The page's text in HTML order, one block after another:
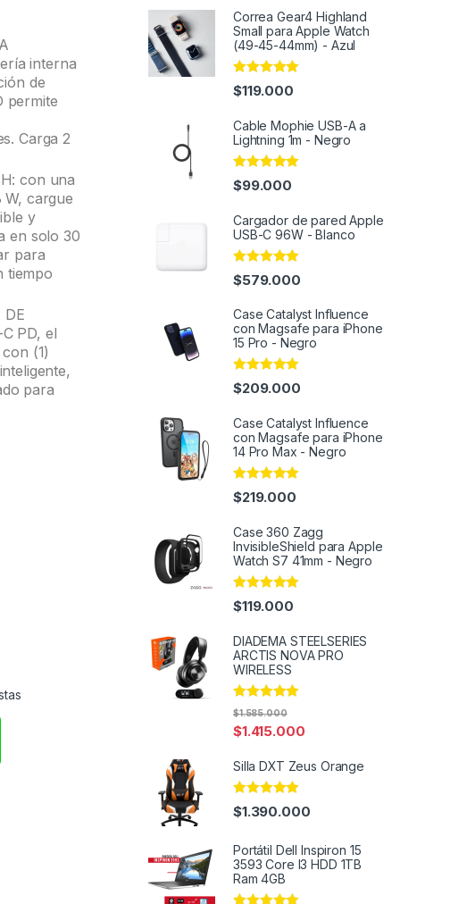
interna
de
permite
Carga 2
con una
W, cargue
y
en solo 30
para
tiempo
DE
PD, el
(1)
para
Correa Gear4 Highland
Small para Apple Watch
(49-45-44mm) - Azul
Rated 5.00
out of 5
$119.000
Cable Mophie USB-A a
Lightning 1m - Negro
Rated4.91
out of 5
$99.000
Cargador de pared Apple
USB-C 96W - Blanco
Rated4.97
out of 5
$579.000
Case Catalyst Influence
con Magsafe para iPhone
15 Pro - Negro
Rated4.95
out of 5
$209.000
Case Catalyst Influence
con Magsafe para iPhone
14 Pro Max - Negro
Rated 4.91
out of 5
$219.000
Case 360 Zagg
InvisibleShield para Apple
Watch S7 41mm - Negro
Rated 4.96
out of 5
$119.000
DIADEMA STEELSERIES
ARCTIS NOVA PRO
WIRELESS
Rated 5.00
$1.415.000
$1.585.000
Silla DXT Zeus Orange
Rated5.00
out of 5
$1.390.000
Portátil Dell Inspiron 15
3593 Core I3 HDD 1TB
Ram 4GB